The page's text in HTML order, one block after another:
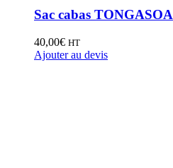
Sac cabas TONGASOA
40,00€ HT
Ajouter au devis